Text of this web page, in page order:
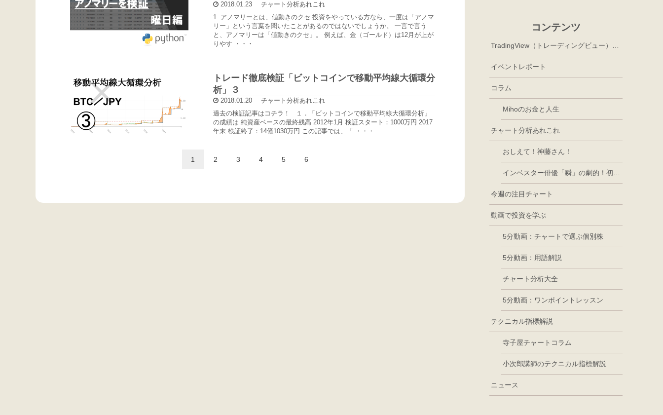
2018.01.23
チャート分析あれこれ
1. アノマリーとは、値動きのクセ 投資をやっている方なら、一度は「アノマ
リー」という言葉を聞いたことがあるのではないでしょうか。 一言で言う
と、アノマリーは「値動きのクセ」。 例えば、金（ゴールド）は12月が上が
りやす ・・・
トレード徹底検証「ビットコインで移動平均線大循環分
析」３
2018.01.20
チャート分析あれこれ
過去の検証記事はコチラ！ １．「ビットコインで移動平均線大循環分析」
の成績は 純資産ベースの最終残高 2012年1月 検証スタート：1000万円 2017
年末 検証終了：14億1030万円 この記事では、「 ・・・
1 2 3 4 5 6
コンテンツ
イベントレポート
コラム
Mihoのお金と人生
チャート分析あれこれ
おしえて！神藤さん！
今週の注目チャート
動画で投資を学ぶ
5分動画：チャートで選ぶ個別株
5分動画：用語解説
チャート分析大全
5分動画：ワンポイントレッスン
テクニカル指標解説
寺子屋チャートコラム
小次郎講師のテクニカル指標解説
ニュース